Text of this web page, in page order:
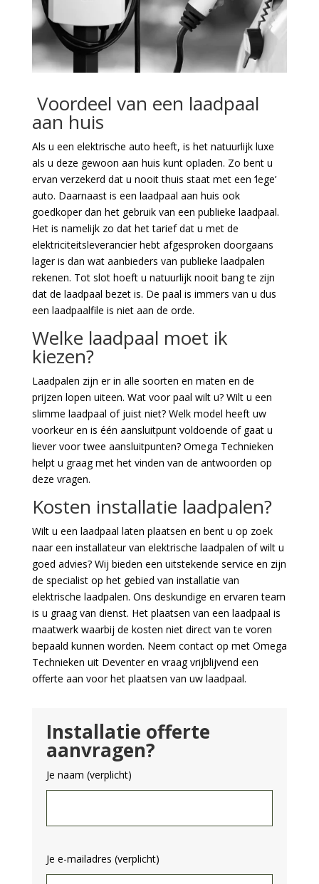
Voordeel van een laadpaal
aan huis
Als u een elektrische auto heeft, is het natuurlijk luxe
als u deze gewoon aan huis kunt opladen. Zo bent u
ervan verzekerd dat u nooit thuis staat met een ‘lege’
auto. Daarnaast is een laadpaal aan huis ook
goedkoper dan het gebruik van een publieke laadpaal.
Het is namelijk zo dat het tarief dat u met de
elektriciteitsleverancier hebt afgesproken doorgaans
lager is dan wat aanbieders van publieke laadpalen
rekenen. Tot slot hoeft u natuurlijk nooit bang te zijn
dat de laadpaal bezet is. De paal is immers van u dus
een laadpaalfile is niet aan de orde.
Welke laadpaal moet ik
kiezen?
Laadpalen zijn er in alle soorten en maten en de
prijzen lopen uiteen. Wat voor paal wilt u? Wilt u een
slimme laadpaal of juist niet? Welk model heeft uw
voorkeur en is één aansluitpunt voldoende of gaat u
liever voor twee aansluitpunten? Omega Technieken
helpt u graag met het vinden van de antwoorden op
deze vragen.
Kosten installatie laadpalen?
Wilt u een laadpaal laten plaatsen en bent u op zoek
naar een installateur van elektrische laadpalen of wilt u
goed advies? Wij bieden een uitstekende service en zijn
de specialist op het gebied van installatie van
elektrische laadpalen. Ons deskundige en ervaren team
is u graag van dienst. Het plaatsen van een laadpaal is
maatwerk waarbij de kosten niet direct van te voren
bepaald kunnen worden. Neem contact op met Omega
Technieken uit Deventer en vraag vrijblijvend een
offerte aan voor het plaatsen van uw laadpaal.
Installatie offerte
aanvragen?
Je naam (verplicht)
Je e-mailadres (verplicht)